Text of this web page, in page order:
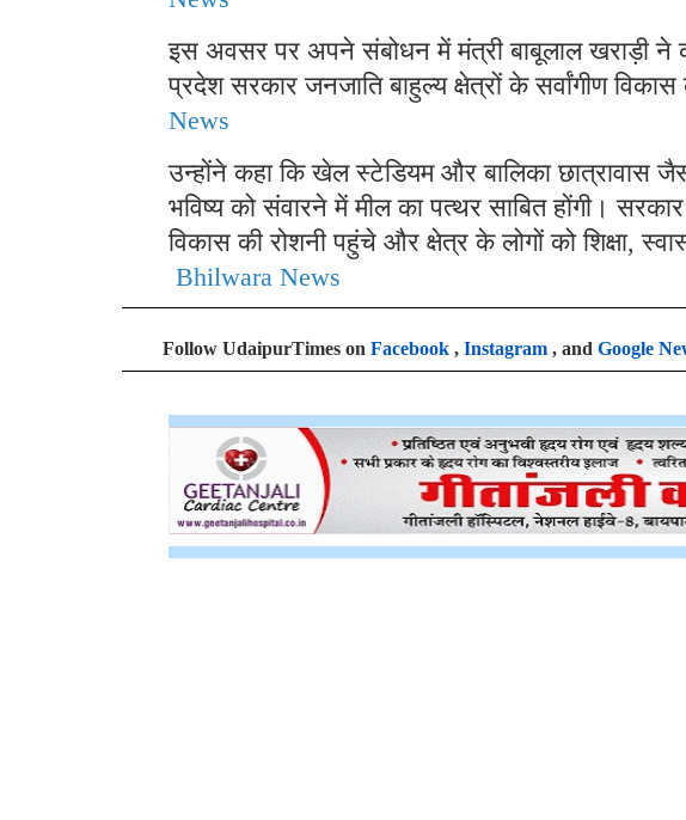
इस अवसर पर अपने संबोधन में मंत्री बाबूलाल खराड़ी ने
प्रदेश सरकार जनजाति बाहुल्य क्षेत्रों के सर्वांगीण
News
उन्होंने कहा कि खेल स्टेडियम और बालिका छात्रावास
भविष्य को संवारने में मील का पत्थर साबित होंगी।
विकास की रोशनी पहुंचे और क्षेत्र के लोगों को शिक्षा,
Bhilwara News
Follow UdaipurTimes on Facebook , Instagram , and Google